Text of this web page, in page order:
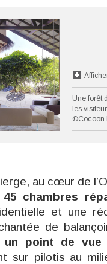
Une forêt
les
©Cocoon
au cœur de
45 chambres
et une
de
point de vue
sur pilotis au